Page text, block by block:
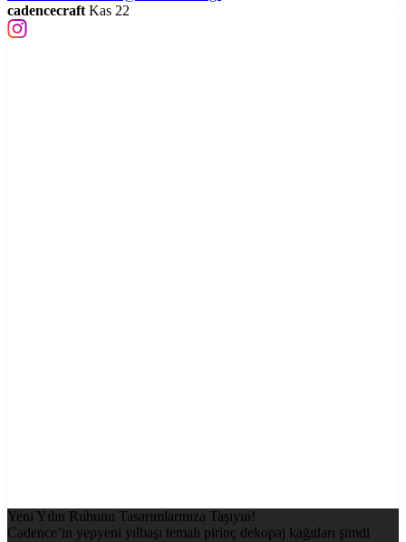
cadencecraft Kas 22
Yeni Yılın Ruhunu Tasarımlarınıza Taşıyın!
Cadence’in yepyeni yılbaşı temalı pirinç dekopaj kağıtları şimdi